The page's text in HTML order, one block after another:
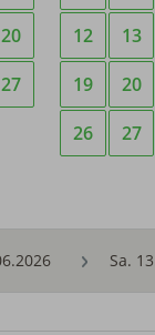
20
27
12
13
19
20
26
27